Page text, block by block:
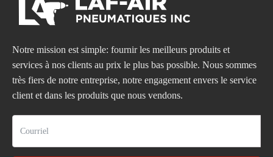
Notre mission est simple: fournir les meilleurs produits et
services à nos clients au prix le plus bas possible. Nous sommes
très fiers de notre entreprise, notre engagement envers le service
client et dans les produits que nous vendons.